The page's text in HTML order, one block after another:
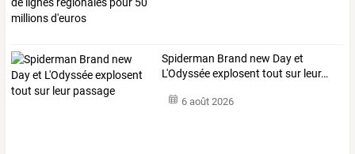
Spiderman Brand new Dayet
L'Odysséeexplosent tout sur leur…
6 août 2026